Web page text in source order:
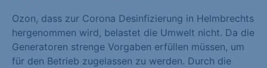
Ozon, dass zur Corona Desinfizierung in Helmbrechts
hergenommen wird, belastet die Umwelt nicht. Da die
Generatoren strenge Vorgaben erfüllen müssen, um
für den Betrieb zugelassen zu werden. Durch die